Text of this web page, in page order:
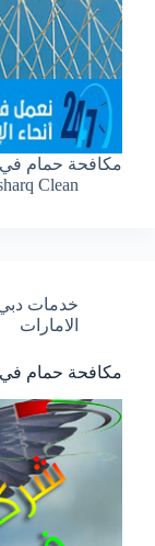
مكافحة حمام
Clean
خدمات
الامارات
مكافحة حمام في